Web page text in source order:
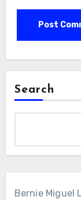
Search
Bernie Miguel